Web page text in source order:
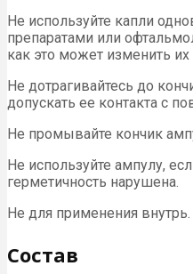
Не используйте капли
препаратами или
как это может изменить их
Не дотрагивайтесь до
допускать ее контакта с
Не промывайте кончик
Не используйте ампулу,
герметичность нарушена.
Не для применения внутрь.
Состав